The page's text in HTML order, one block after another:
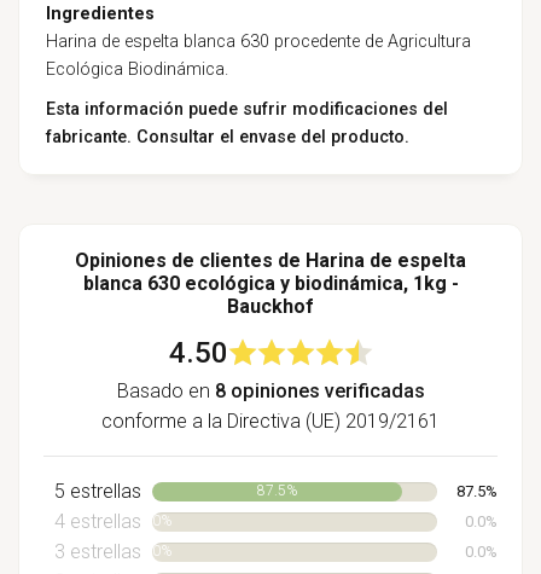
Ingredientes
Harina de espelta blanca 630 procedente de Agricultura
Ecológica Biodinámica.
Esta información puede sufrir modificaciones del
fabricante. Consultar el envase del producto.
Opiniones de clientes de Harina de espelta
blanca 630 ecológica y biodinámica, 1kg -
Bauckhof
4.50
Basado en 8 opiniones verificadas
conforme a la Directiva (UE) 2019/2161
5 estrellas 87.5% 87.5%
4 estrellas 0% 0.0%
3 estrellas 0% 0.0%